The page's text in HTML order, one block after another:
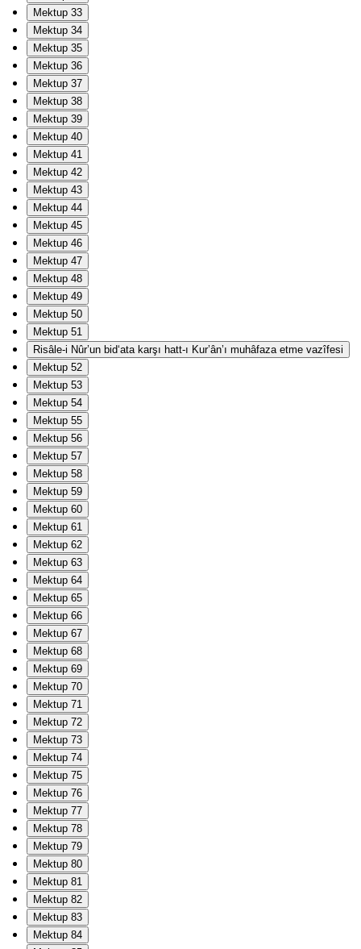
Mektup 33
Mektup 34
Mektup 35
Mektup 36
Mektup 37
Mektup 38
Mektup 39
Mektup 40
Mektup 41
Mektup 42
Mektup 43
Mektup 44
Mektup 45
Mektup 46
Mektup 47
Mektup 48
Mektup 49
Mektup 50
Mektup 51
Risâle-i Nûr’un bid‘ata karşı hatt-ı Kur’ân’ı muhâfaza etme vazîfesi
Mektup 52
Mektup 53
Mektup 54
Mektup 55
Mektup 56
Mektup 57
Mektup 58
Mektup 59
Mektup 60
Mektup 61
Mektup 62
Mektup 63
Mektup 64
Mektup 65
Mektup 66
Mektup 67
Mektup 68
Mektup 69
Mektup 70
Mektup 71
Mektup 72
Mektup 73
Mektup 74
Mektup 75
Mektup 76
Mektup 77
Mektup 78
Mektup 79
Mektup 80
Mektup 81
Mektup 82
Mektup 83
Mektup 84